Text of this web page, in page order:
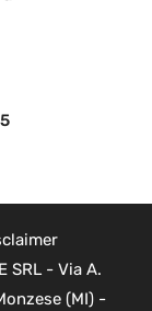
SRL - Via A.
(MI) -